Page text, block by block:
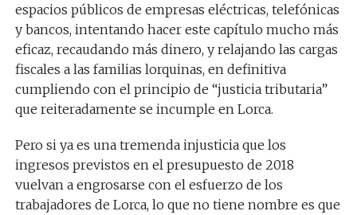
espacios públicos de empresas eléctricas, telefónicas
y bancos, intentando hacer este capítulo mucho más
eficaz, recaudando más dinero, y relajando las cargas
fiscales a las familias lorquinas, en definitiva
cumpliendo con el principio de “justicia tributaria”
que reiteradamente se incumple en Lorca.
Pero si ya es una tremenda injusticia que los
ingresos previstos en el presupuesto de 2018
vuelvan a engrosarse con el esfuerzo de los
trabajadores de Lorca, lo que no tiene nombre es que